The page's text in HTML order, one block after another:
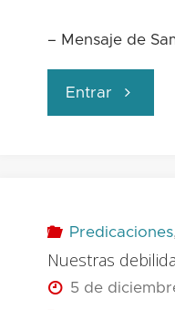
– Mensaje de
Entrar "La
Espíritu
Predicaciones,
Nuestras
5 de